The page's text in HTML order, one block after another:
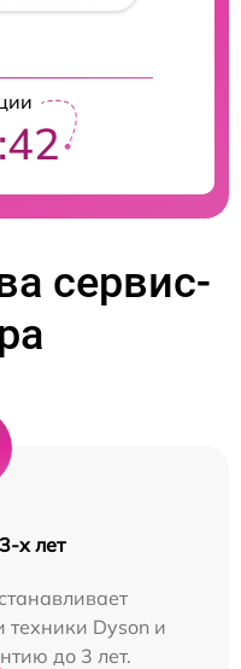
сервис-
х лет
техники Dyson и
до 3 лет.